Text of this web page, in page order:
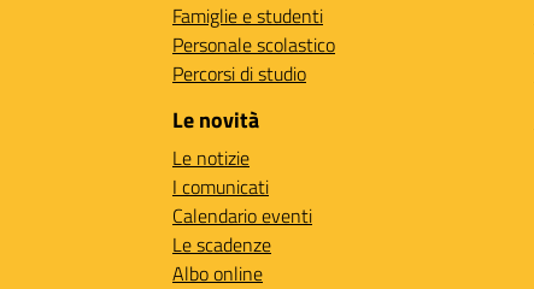
Famiglie e studenti
Personale scolastico
Percorsi di studio
Le novità
Le notizie
I comunicati
Calendario eventi
Le scadenze
Albo online